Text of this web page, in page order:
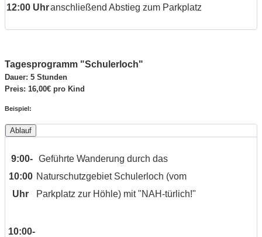
12:00 Uhranschließend Abstieg zum Parkplatz
Tagesprogramm "Schulerloch"
Dauer: 5 Stunden
Preis: 16,00€ pro Kind
Beispiel:
Ablauf
9:00-
10:00
Uhr
Geführte Wanderung durch das
Naturschutzgebiet Schulerloch (vom
Parkplatz zur Höhle) mit "NAH-türlich!"
10:00-